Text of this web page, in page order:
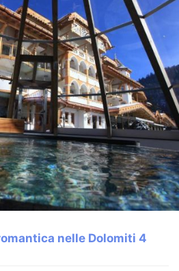
nelle Dolomiti 4